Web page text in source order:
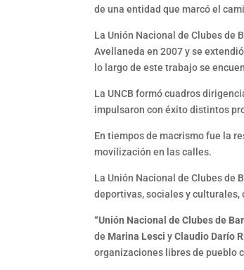
de una entidad que marcó el
La Unión Nacional de Clubes de
Avellaneda en 2007 y se
lo largo de este trabajo se
La UNCB formó cuadros
impulsaron con éxito distintos
En tiempos de macrismo fue la
La Unión Nacional de Clubes de
deportivas, sociales y
“Unión Nacional de Clubes de
de Marina Lesci yClaudio Darío
organizaciones libres de pueblo